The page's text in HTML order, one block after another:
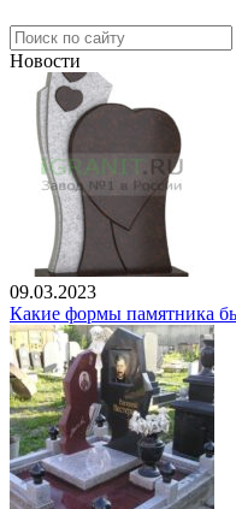
Новости
09.03.2023
Какие формы памятника